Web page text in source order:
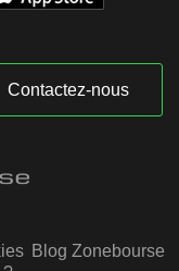
Contactez-nous
Blog Zonebourse